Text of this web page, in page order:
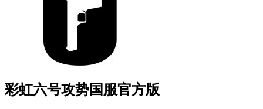
彩虹六号攻势国服官方版